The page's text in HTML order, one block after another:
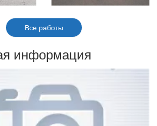
Все работы
информация